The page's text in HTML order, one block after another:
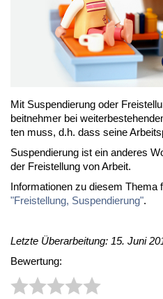
Mit Su­s­pen­die­rung oder
beit­neh­mer bei
ten muss, d.h. dass sei­ne
Su­s­pen­die­rung ist ein an­de­res
der Frei­stel­lung von Ar­beit.
In­for­ma­tio­nen zu die­sem The­ma
"Frei­stel­lung, Su­s­pen­die­rung".
Letzte Überarbeitung: 15. Juni
Bewertung: